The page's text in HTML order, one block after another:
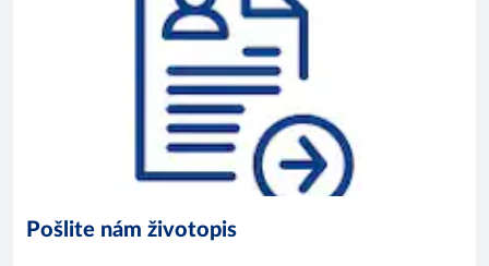
Pošlite nám životopis